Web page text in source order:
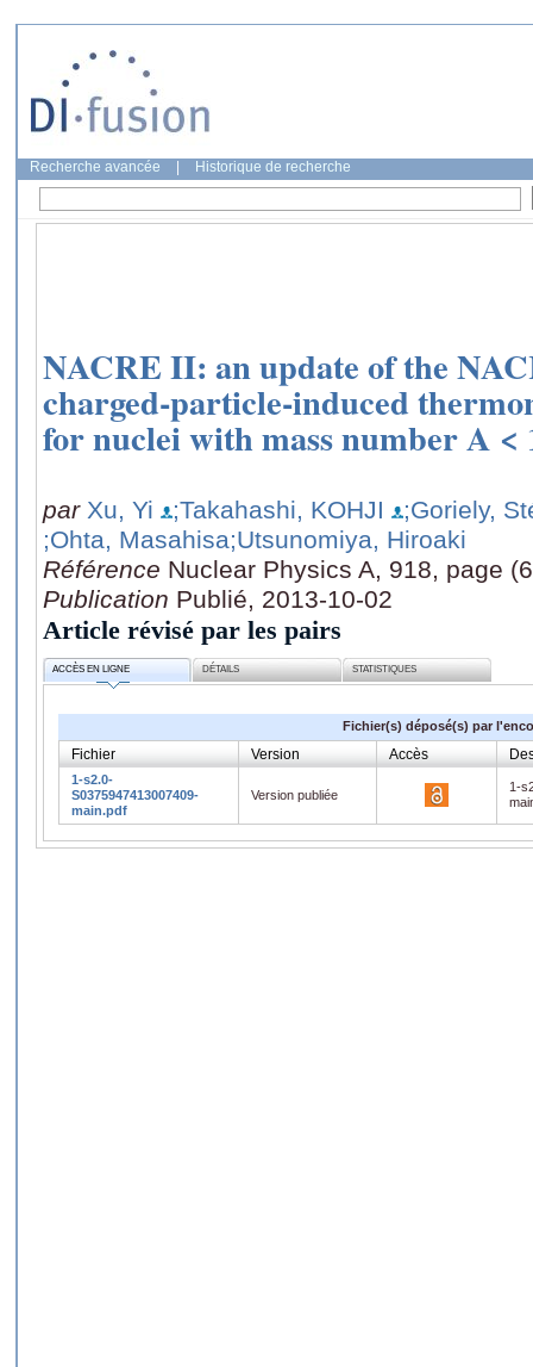
Recherche avancée Historique de recherche
NACRE II: an update of the
charged-particle-induced
for nuclei with mass number A <
par Xu, Yi ;Takahashi, KOHJI
;Goriely,
;Ohta, Masahisa;Utsunomiya, Hiroaki
Référence Nuclear Physics A, 918, page
Publication Publié, 2013-10-02
Article révisé par les pairs
ACCÈS EN LIGNE DÉTAILS STATISTIQUES
Fichier(s) déposé(s) par
Fichier Version Accès
1-s2.0-
S0375947413007409-
main.pdf
Version publiée
1-